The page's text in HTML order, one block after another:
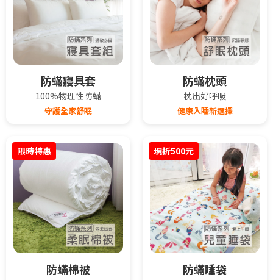
防蟎寢具套
100%物理性防蟎
守護全家舒眠
防蟎枕頭
枕出好呼吸
健康入睡新選擇
限時特惠
防蟎棉被
現折500元
防蟎睡袋